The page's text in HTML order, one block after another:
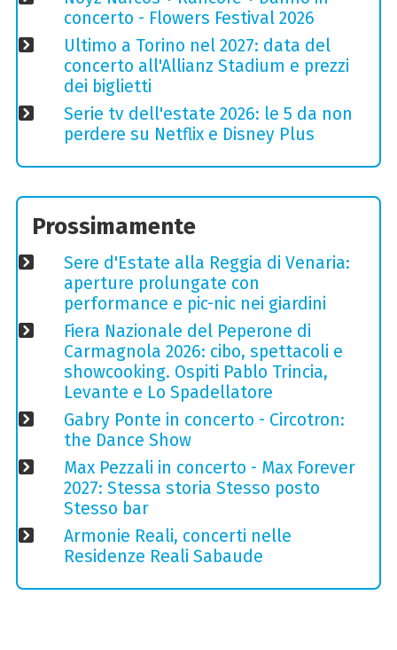
concerto - Flowers Festival 2026
Ultimo a Torino nel 2027: data del
concerto all'Allianz Stadium e prezzi
dei biglietti
Serie tv dell'estate 2026: le 5 da non
perdere su Netflix e Disney Plus
Prossimamente
Sere d'Estate alla Reggia di Venaria:
aperture prolungate con
performance e pic-nic nei giardini
Fiera Nazionale del Peperone di
Carmagnola 2026: cibo, spettacoli e
showcooking. Ospiti Pablo Trincia,
Levante e Lo Spadellatore
Gabry Ponte in concerto - Circotron:
the Dance Show
Max Pezzali in concerto - Max Forever
2027: Stessa storia Stesso posto
Stesso bar
Armonie Reali, concerti nelle
Residenze Reali Sabaude